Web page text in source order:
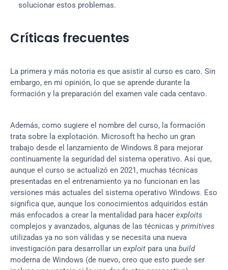
solucionar estos problemas.
Críticas frecuentes
La primera y más notoria es que asistir al curso es caro. Sin
embargo, en mi opinión, lo que se aprende durante la
formación y la preparación del examen vale cada centavo.
Además, como sugiere el nombre del curso, la formación
trata sobre la explotación. Microsoft ha hecho un gran
trabajo desde el lanzamiento de Windows 8 para mejorar
continuamente la seguridad del sistema operativo. Así que,
aunque el curso se actualizó en 2021, muchas técnicas
presentadas en el entrenamiento ya no funcionan en las
versiones más actuales del sistema operativo Windows. Eso
significa que, aunque los conocimientos adquiridos están
más enfocados a crear la mentalidad para hacer exploits
complejos y avanzados, algunas de las técnicas y primitives
utilizadas ya no son válidas y se necesita una nueva
investigación para desarrollar un exploit para una build
moderna de Windows (de nuevo, creo que esto puede ser